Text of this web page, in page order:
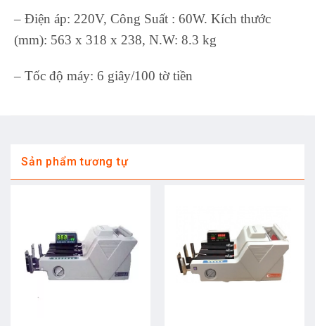
– Điện áp: 220V, Công Suất : 60W. Kích thước
(mm): 563 x 318 x 238, N.W: 8.3 kg
– Tốc độ máy: 6 giây/100 tờ tiền
Sản phẩm tương tự